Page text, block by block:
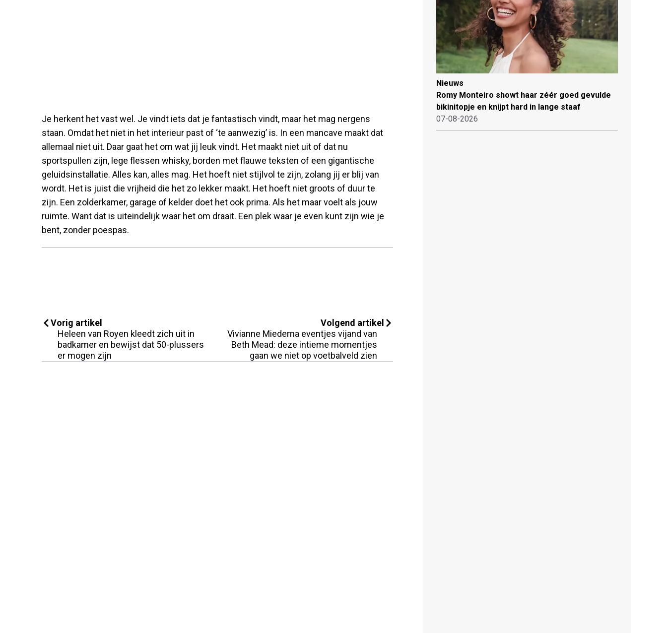
Je herkent het vast wel. Je vindt iets dat je fantastisch vindt, maar het mag nergens
staan. Omdat het niet in het interieur past of ‘te aanwezig’ is. In een mancave maakt dat
allemaal niet uit. Daar gaat het om wat jij leuk vindt. Het maakt niet uit of dat nu
sportspullen zijn, lege flessen whisky, borden met flauwe teksten of een gigantische
geluidsinstallatie. Alles kan, alles mag. Het hoeft niet stijlvol te zijn, zolang jij er blij van
wordt. Het is juist die vrijheid die het zo lekker maakt. Het hoeft niet groots of duur te
zijn. Een zolderkamer, garage of kelder doet het ook prima. Als het maar voelt als jouw
ruimte. Want dat is uiteindelijk waar het om draait. Een plek waar je even kunt zijn wie je
bent, zonder poespas.
Vorig artikel
Heleen van Royen kleedt zich uit in
badkamer en bewijst dat 50-plussers
er mogen zijn
Volgend artikel
Vivianne Miedema eventjes vijand van
Beth Mead: deze intieme momentjes
gaan we niet op voetbalveld zien
Nieuws
Romy Monteiro showt haar zéér goed gevulde
bikinitopje en knijpt hard in lange staaf
07-08-2026